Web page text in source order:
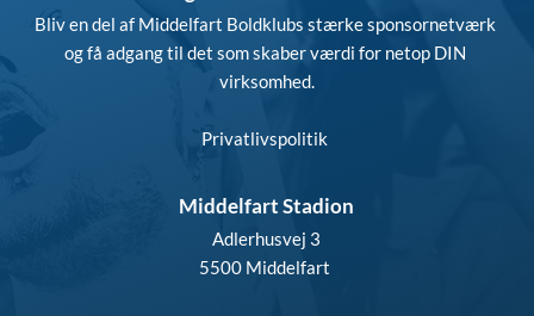
Bliv en del af Middelfart Boldklubs stærke sponsornetværk
og få adgang til det som skaber værdi for netop DIN
virksomhed.
Privatlivspolitik
Middelfart Stadion
Adlerhusvej 3
5500 Middelfart